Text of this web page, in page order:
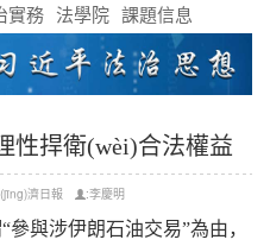
實務 法學院 課題信息
性捍衛(wèi)合法權益
濟日報 :李慶明
參與涉伊朗石油交易”為由，